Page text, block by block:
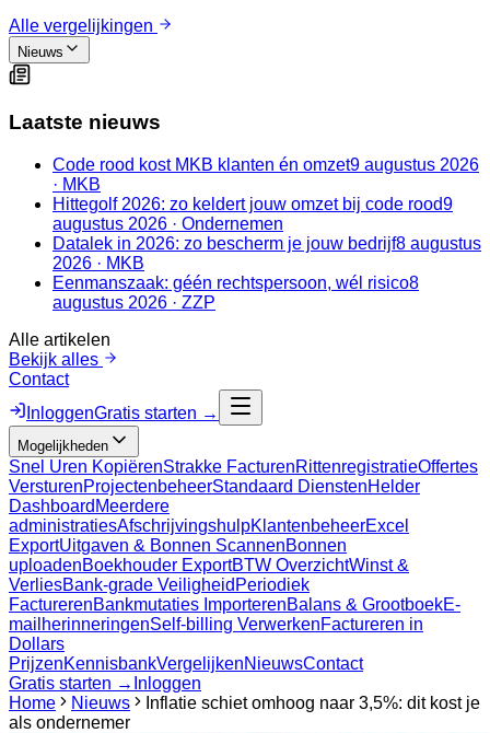
Alle vergelijkingen
Nieuws
Laatste nieuws
Code rood kost MKB klanten én omzet9 augustus 2026
· MKB
Hittegolf 2026: zo keldert jouw omzet bij code rood9
augustus 2026 · Ondernemen
Datalek in 2026: zo bescherm je jouw bedrijf8 augustus
2026 · MKB
Eenmanszaak: géén rechtspersoon, wél risico8
augustus 2026 · ZZP
Alle artikelen
Bekijk alles
Contact
InloggenGratis starten →
Mogelijkheden
Snel Uren KopiërenStrakke FacturenRittenregistratieOffertes
VersturenProjectenbeheerStandaard DienstenHelder
Dashboard Meerdere
administratiesAfschrijvingshulpKlantenbeheerExcel
ExportUitgaven & Bonnen ScannenBonnen
uploadenBoekhouder ExportBTW OverzichtWinst &
VerliesBank-grade Veiligheid Periodiek
FacturerenBankmutaties ImporterenBalans & GrootboekE-
mailherinneringenSelf-billing VerwerkenFactureren in
Dollars
PrijzenKennisbankVergelijkenNieuwsContact
Gratis starten → Inloggen
Home
Nieuws
Inflatie schiet omhoog naar 3,5%: dit kost je
als ondernemer